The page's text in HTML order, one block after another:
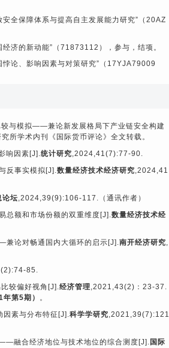
全保障体系与提高自主发展能力研究”（ 20AZ
济的新动能”（ 71873112 ），参与，结项。
论、影响因素与对策研究”（ 17YJA79009
与模拟——兼论新发展格局下产业链安全构建
所学术内刊《国际货币评论》全文转载。
响因素 [J].统计研究,2024,41(7):77-90.
反事实模拟 [J].数量经济技术经济研究,2024,41
论坛,2024,39(9):106-117. （通讯作者）
总额和市场份额的双重维度 [J].数量经济技术经
兼论对畅通国内大循环的启示 [J].南开经济研究,
85.
较偏好视角 [J].经济管理,2021,43(2) ： 23-37.
年第5期）
。
素与分布特征 [J].科学学研究,2021,39(7):121
融合经济地位与技术地位的综合测度 [J]. 国际